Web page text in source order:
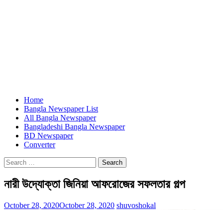
Home
Bangla Newspaper List
All Bangla Newspaper
Bangladeshi Bangla Newspaper
BD Newspaper
Converter
Search
for:
নারী উদ্যোক্তা জিনিয়া আফরোজের সফলতার গল্প
October 28, 2020October 28, 2020 shuvoshokal